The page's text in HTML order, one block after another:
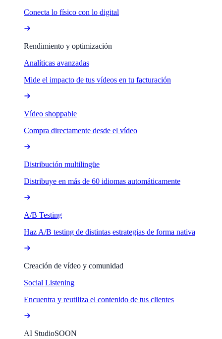
Conecta lo físico con lo digital
Rendimiento y optimización
Analíticas avanzadas
Mide el impacto de tus vídeos en tu facturación
Vídeo shoppable
Compra directamente desde el vídeo
Distribución multilingüe
Distribuye en más de 60 idiomas automáticamente
A/B Testing
Haz A/B testing de distintas estrategias de forma nativa
Creación de vídeo y comunidad
Social Listening
Encuentra y reutiliza el contenido de tus clientes
AI StudioSOON